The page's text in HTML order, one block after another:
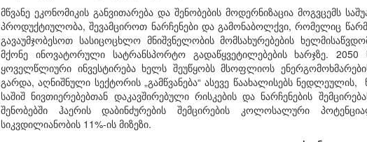
მწვანე ეკონომიკის განვითარება და შენობების მოდერნიზაცია მოგვცემს
პროდუქტიულობა, შევამციროთ ნარჩენები და გამონაბოლქვი, რომელიც
გავაუმჯობესოთ სასიცოცხლო მნიშვნელობის მომსახურებების
მქონე ინოვატორული სატრანსპორტო გადაწყვეტილებების ხარჯზე.
ყოველწლიური ინვესტირება ხელს შეუწყობს მსოფლიოს
გარდა, აღნიშნული სექტორის „გამწვანება“ ასევე წაახალისებს
საშიშ ნივთიერებებთან დაკავშირებული რისკების და ნარჩენების
შენობებში ჰაერის დაბინძურების შემცირების კოლოსალური
სიკვდილიანობის 11%-ის მიზეზი.